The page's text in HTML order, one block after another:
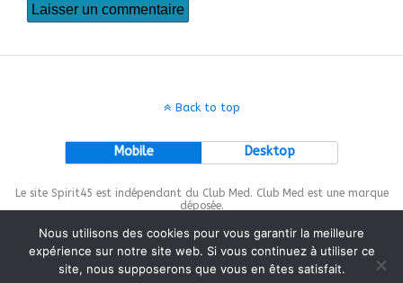
Back to top
Mobile Desktop
Le site Spirit45 est indépendant du Club Med. Club Med est une marque
déposée.
Nous utilisons des cookies pour vous garantir la meilleure
expérience sur notre site web. Si vous continuez à utiliser ce
site, nous supposerons que vous en êtes satisfait.